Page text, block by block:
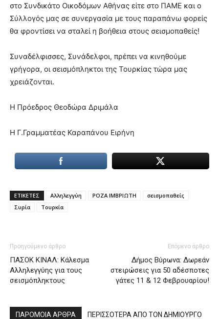
στο Συνδικάτο Οικοδόμων Αθήνας είτε στο ΠΑΜΕ και ο
Σύλλογός μας σε συνεργασία με τους παραπάνω φορείς
θα φροντίσει να σταλεί η βοήθεια στους σεισμοπαθείς!
Συναδέλφισσες, Συνάδελφοι, πρέπει να κινηθούμε
γρήγορα, οι σεισμόπληκτοι της Τουρκίας τώρα μας
χρειάζονται.
Η Πρόεδρος Θεοδώρα Δριμάλα
Η Γ.Γραμματέας Καραπάνου Ειρήνη
ΕΤΙΚΕΤΕΣ Αλληλεγγύη ΡΟΖΑ ΙΜΒΡΙΩΤΗ
σεισμοπαθείς
Συρία
Τουρκία
Προηγούμενο άρθρο
ΠΑΣΟΚ ΚΙΝΑΛ: Κάλεσμα
Αλληλεγγύης για τους
σεισμόπληκτους
Επόμενο άρθρο
Δήμος Βύρωνα: Δωρεάν
στειρώσεις για 50 αδέσποτες
γάτες 11 & 12 Φεβρουαρίου!
ΠΑΡΟΜΟΙΑ ΑΡΘΡΑ ΠΕΡΙΣΣΟΤΕΡΑ ΑΠΟ ΤΟΝ ΔΗΜΙΟΥΡΓΟ